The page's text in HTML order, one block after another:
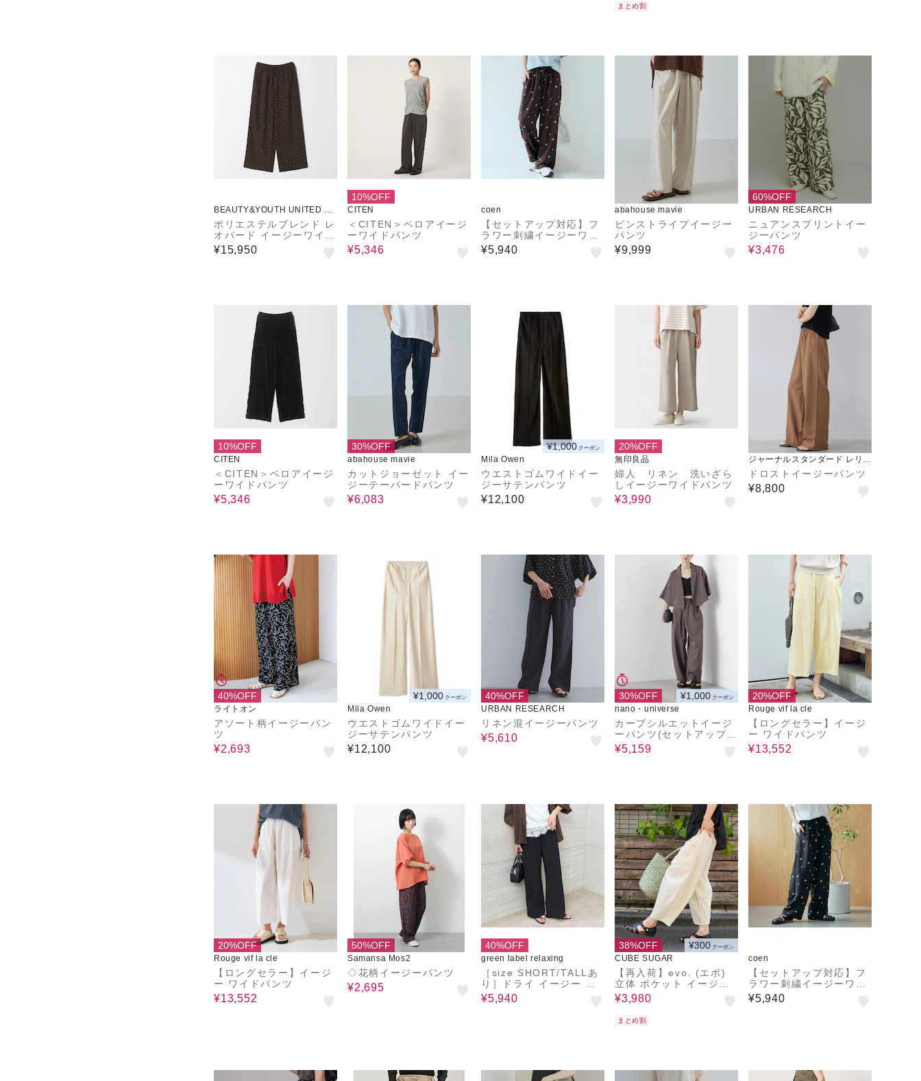
まとめ割
BEAUTY&YOUTH UNITED AR
ROWS
ポリエステルブレンド レ
オパード イージーワイド
パンツ
¥15,950
10%OFF
CITEN
＜CITEN＞ベロアイージ
ーワイドパンツ
¥5,346
coen
【セットアップ対応】フ
ラワー刺繍イージーワイ
ドパンツ
¥5,940
abahouse mavie
ピンストライプイージー
パンツ
¥9,999
60%OFF
URBAN RESEARCH
ニュアンスプリントイー
ジーパンツ
¥3,476
10%OFF
CITEN
＜CITEN＞ベロアイージ
ーワイドパンツ
¥5,346
30%OFF
abahouse mavie
カットジョーゼット イー
ジーテーパードパンツ
¥6,083
¥1,000 クーポン
Mila Owen
ウエストゴムワイドイー
ジーサテンパンツ
¥12,100
20%OFF
無印良品
婦人 リネン 洗いざら
しイージーワイドパンツ
¥3,990
ジャーナルスタンダード レリュ
ーム
ドロストイージーパンツ
¥8,800
40%OFF
ライトオン
アソート柄イージーパン
ツ
¥2,693
¥1,000 クーポン
Mila Owen
ウエストゴムワイドイー
ジーサテンパンツ
¥12,100
40%OFF
URBAN RESEARCH
リネン混イージーパンツ
¥5,610
30%OFF ¥1,000 クーポン
nano・universe
カーブシルエットイージ
ーパンツ(セットアップ
可)
¥5,159
20%OFF
Rouge vif la cle
【ロングセラー】イージ
ー ワイドパンツ
¥13,552
20%OFF
Rouge vif la cle
【ロングセラー】イージ
ー ワイドパンツ
¥13,552
50%OFF
Samansa Mos2
◇花柄イージーパンツ
¥2,695
40%OFF
green label relaxing
［size SHORT/TALLあ
り］ドライ イージー パ
ンツ
¥5,940
38%OFF ¥300 クーポン
CUBE SUGAR
【再入荷】evo. (エボ)
立体 ポケット イージー
コクーンパンツ
¥3,980
まとめ割
coen
【セットアップ対応】フ
ラワー刺繍イージーワイ
ドパンツ
¥5,940